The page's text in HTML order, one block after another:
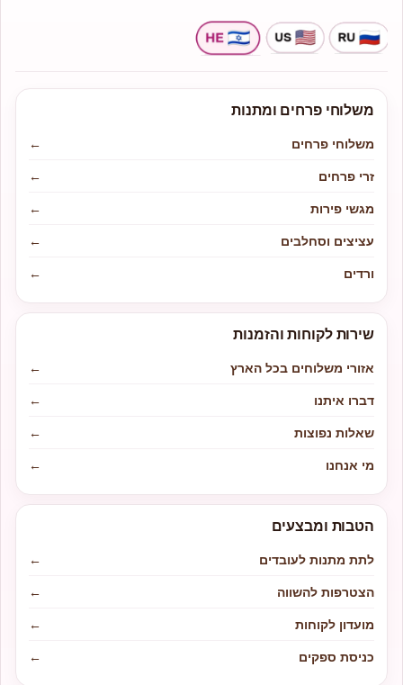
משלוחי פרחים ומתנות
משלוחי פרחים
←
זרי פרחים
←
מגשי פירות
←
עציצים וסחלבים
←
ורדים
←
שירות לקוחות והזמנות
אזורי משלוחים בכל הארץ
←
דברו איתנו
←
שאלות נפוצות
←
מי אנחנו
←
הטבות ומבצעים
לתת מתנות לעובדים
←
הצטרפות להשווה
←
מועדון לקוחות
←
כניסת ספקים
←